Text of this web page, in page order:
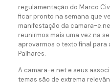
regulamentação do Marco
ficar pronto na semana que
manifestação da camara-
reunirmos mais uma vez na
aprovarmos o texto final para
Palhares.
A camara-e.net e seus
temas são de extrema